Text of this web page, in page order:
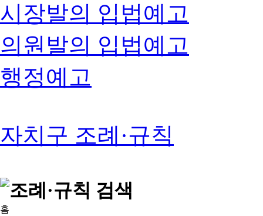
시장발의 입법예고
의원발의 입법예고
행정예고
자치구 조례·규칙
홈